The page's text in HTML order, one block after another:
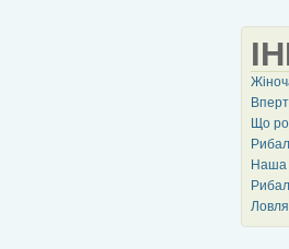
Що
Наша